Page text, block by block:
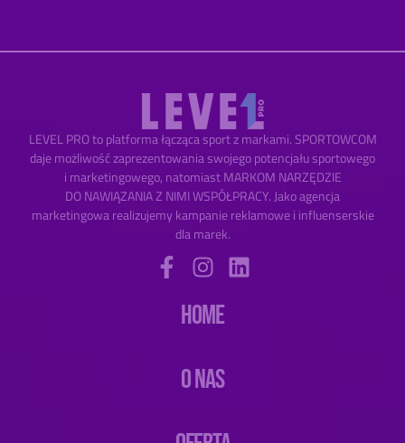
LEVEL PRO to platforma łącząca sport z markami. SPORTOWCOM
daje możliwość zaprezentowania swojego potencjału sportowego
i marketingowego, natomiast MARKOM NARZĘDZIE
DO NAWIĄZANIA Z NIMI WSPÓŁPRACY. Jako agencja
marketingowa realizujemy kampanie reklamowe i influenserskie
dla marek.
HOME
O NAS